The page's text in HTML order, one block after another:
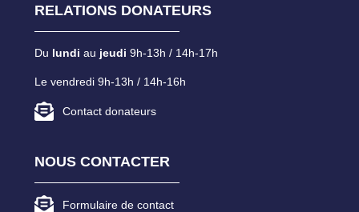
RELATIONS DONATEURS
Du lundi au jeudi 9h-13h / 14h-17h
Le vendredi 9h-13h / 14h-16h
Contact donateurs
NOUS CONTACTER
Formulaire de contact